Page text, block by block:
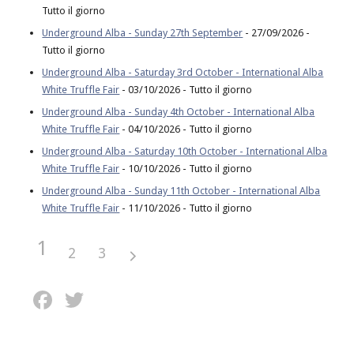
Tutto il giorno
Underground Alba - Sunday 27th September - 27/09/2026 -
Tutto il giorno
Underground Alba - Saturday 3rd October - International Alba
White Truffle Fair - 03/10/2026 - Tutto il giorno
Underground Alba - Sunday 4th October - International Alba
White Truffle Fair - 04/10/2026 - Tutto il giorno
Underground Alba - Saturday 10th October - International Alba
White Truffle Fair - 10/10/2026 - Tutto il giorno
Underground Alba - Sunday 11th October - International Alba
White Truffle Fair - 11/10/2026 - Tutto il giorno
1 2 3
Facebook